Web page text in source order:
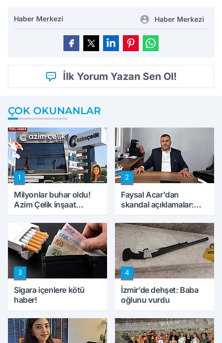
Haber Merkezi Haber Merkezi
İlk Yorum Yazan Sen Ol!
ÇOK OKUNANLAR
1
Milyonlar buhar oldu!
Azim Çelik inşaat
konuştu
2
Faysal Acar'dan
skandal açıklamalar:
peynircilerimizi de
kıskaca aldı, müdahale
ettik'
3
Sigara içenlere kötü
haber!
4
İzmir’de dehşet: Baba
oğlunu vurdu